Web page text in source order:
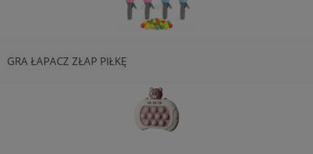
GRA ŁAPACZ ZŁAP PIŁKĘ